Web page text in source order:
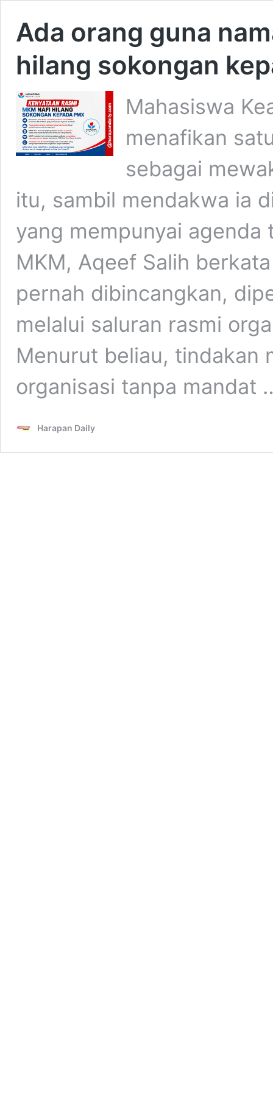
Ada orang guna
hilang sokongan
Mahasiswa
menafikan
sebagai
itu, sambil mendakwa ia
yang mempunyai
MKM, Aqeef Salih
pernah dibincangkan,
melalui saluran rasmi
Menurut beliau, tindakan
organisasi tanpa mandat
Harapan Daily